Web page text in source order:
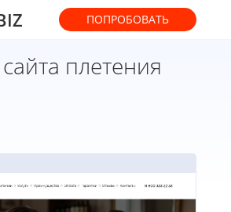
ПОПРОБОВАТЬ
плетения